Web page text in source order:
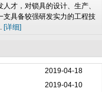
才，对锁具的设计、生产、
支具备较强研发实力的工程技
[详细]
2019-04-18
2019-04-10